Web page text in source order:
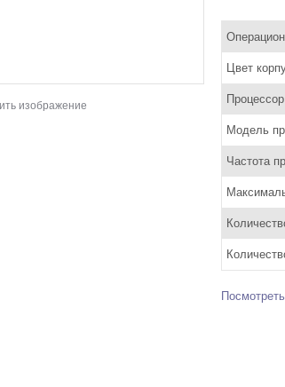
изображение
Цвет
Процессор
Модель
Частота